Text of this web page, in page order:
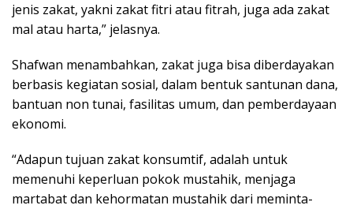
jenis zakat, yakni zakat fitri atau fitrah, juga ada zakat
mal atau harta,” jelasnya.
Shafwan menambahkan, zakat juga bisa diberdayakan
berbasis kegiatan sosial, dalam bentuk santunan dana,
bantuan non tunai, fasilitas umum, dan pemberdayaan
ekonomi.
“Adapun tujuan zakat konsumtif, adalah untuk
memenuhi keperluan pokok mustahik, menjaga
martabat dan kehormatan mustahik dari meminta-